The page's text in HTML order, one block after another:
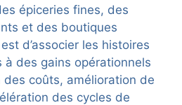
épiceries fines, des
et des boutiques
d’associer les histoires
à des gains opérationnels
coûts, amélioration de
des cycles de